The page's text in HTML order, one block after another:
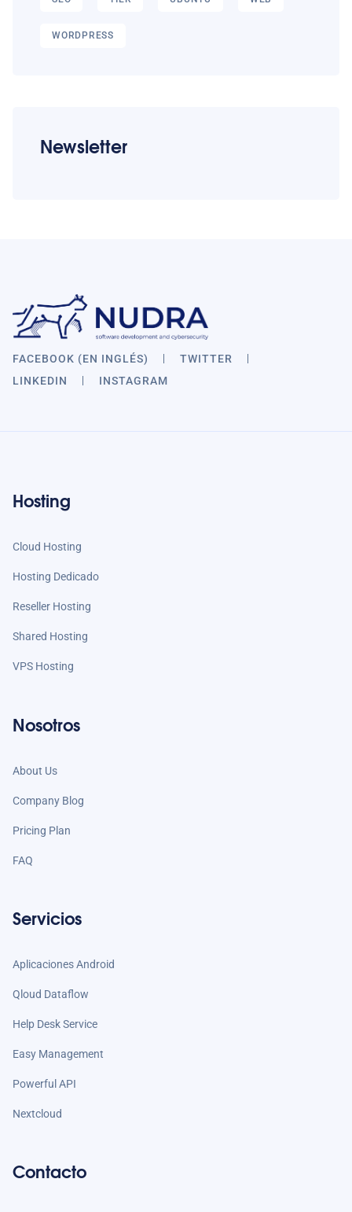
WORDPRESS
Newsletter
FACEBOOK (EN INGLÉS)
TWITTER
LINKEDIN
INSTAGRAM
Hosting
Cloud Hosting
Hosting Dedicado
Reseller Hosting
Shared Hosting
VPS Hosting
Nosotros
About Us
Company Blog
Pricing Plan
FAQ
Servicios
Aplicaciones Android
Qloud Dataflow
Help Desk Service
Easy Management
Powerful API
Nextcloud
Contacto